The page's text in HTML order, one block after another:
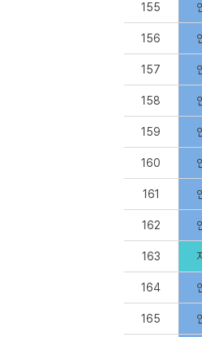
155
156
157
158
159
160
161
162
163
164
165